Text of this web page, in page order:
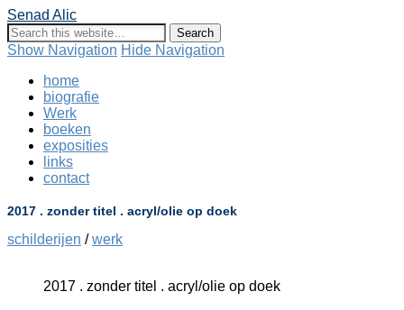
Senad Alic
Show Navigation Hide Navigation
home
biografie
Werk
boeken
exposities
links
contact
2017 . zonder titel . acryl/olie op doek
schilderijen /werk
2017 . zonder titel . acryl/olie op doek